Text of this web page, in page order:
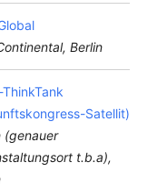
Berlin
Satellit)
(genauer
t.b.a),